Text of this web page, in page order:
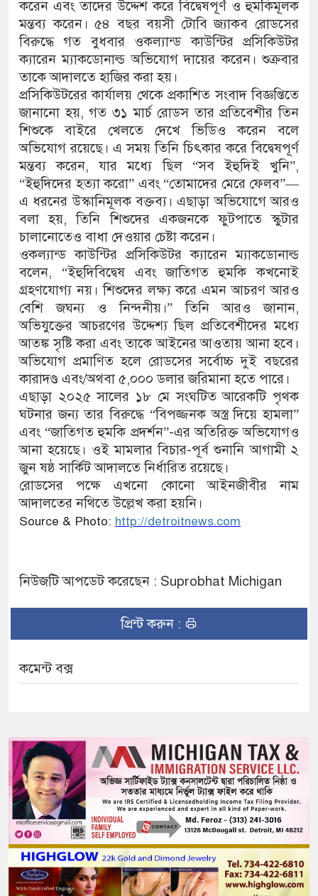
করেন এবং তাদের উদ্দেশ করে বিদ্বেষপূর্ণ ও হুমকিমূলক
মন্তব্য করেন। ৫৪ বছর বয়সী টোবি জ্যাকব রোডসের
বিরুদ্ধে গত বুধবার ওকল্যান্ড কাউন্টির প্রসিকিউটর
ক্যারেন ম্যাকডোনাল্ড অভিযোগ দায়ের করেন। শুক্রবার
তাকে আদালতে হাজির করা হয়।
প্রসিকিউটরের কার্যালয় থেকে প্রকাশিত সংবাদ বিজ্ঞপ্তিতে
জানানো হয়, গত ৩১ মার্চ রোডস তার প্রতিবেশীর তিন
শিশুকে বাইরে খেলতে দেখে ভিডিও করেন বলে
অভিযোগ রয়েছে। এ সময় তিনি চিৎকার করে বিদ্বেষপূর্ণ
মন্তব্য করেন, যার মধ্যে ছিল “সব ইহুদিই খুনি”,
“ইহুদিদের হত্যা করো” এবং “তোমাদের মেরে ফেলব”—
এ ধরনের উস্কানিমূলক বক্তব্য। এছাড়া অভিযোগে আরও
বলা হয়, তিনি শিশুদের একজনকে ফুটপাতে স্কুটার
চালানোতেও বাধা দেওয়ার চেষ্টা করেন।
ওকল্যান্ড কাউন্টির প্রসিকিউটর ক্যারেন ম্যাকডোনাল্ড
বলেন, “ইহুদিবিদ্বেষ এবং জাতিগত হুমকি কখনোই
গ্রহণযোগ্য নয়। শিশুদের লক্ষ্য করে এমন আচরণ আরও
বেশি জঘন্য ও নিন্দনীয়।” তিনি আরও জানান,
অভিযুক্তের আচরণের উদ্দেশ্য ছিল প্রতিবেশীদের মধ্যে
আতঙ্ক সৃষ্টি করা এবং তাকে আইনের আওতায় আনা হবে।
অভিযোগ প্রমাণিত হলে রোডসের সর্বোচ্চ দুই বছরের
কারাদণ্ড এবং/অথবা ৫,০০০ ডলার জরিমানা হতে পারে।
এছাড়া ২০২৫ সালের ১৮ মে সংঘটিত আরেকটি পৃথক
ঘটনার জন্য তার বিরুদ্ধে “বিপজ্জনক অস্ত্র দিয়ে হামলা”
এবং “জাতিগত হুমকি প্রদর্শন”-এর অতিরিক্ত অভিযোগও
আনা হয়েছে। ওই মামলার বিচার-পূর্ব শুনানি আগামী ২
জুন ষষ্ঠ সার্কিট আদালতে নির্ধারিত রয়েছে।
রোডসের পক্ষে এখনো কোনো আইনজীবীর নাম
আদালতের নথিতে উল্লেখ করা হয়নি।
Source & Photo: http://detroitnews.com
নিউজটি আপডেট করেছেন : Suprobhat Michigan
প্রিন্ট করুন :
কমেন্ট বক্স